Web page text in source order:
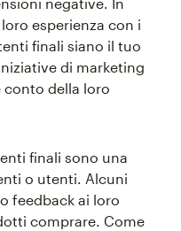
esperienza con i
finali siano il tuo
di marketing
conto della loro
finali sono una
o utenti. Alcuni
feedback ai loro
comprare. Come